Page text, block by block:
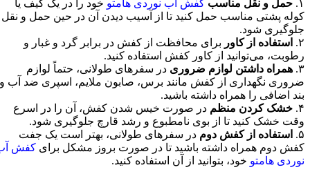
۱. حمل و نقل مناسب کفش‌ آب نوردی هامتو خود را در یک کیف یا
کوله پشتی مناسب حمل کنید تا از آسیب دیدن آن در حین حمل و نقل
جلوگیری شود.
۲.
استفاده از کاور برای محافظت از کفش در برابر گرد و غبار و
رطوبت، می‌توانید از کاور کفش استفاده کنید.
۳. همراه داشتن لوازم ضروری در سفرهای طولانی، حتماً لوازم
ضروری نگهداری از کفش مانند برس، صابون ملایم، اسپری ضد آب و
بند اضافی را همراه داشته باشید.
۴. خشک کردن منظم در صورت خیس شدن کفش، آن را در اسرع
وقت خشک کنید تا از بوی نامطبوع و رشد قارچ جلوگیری شود.
۵.
استفاده از کفش دوم در سفرهای طولانی، بهتر است یک جفت
کفش دوم همراه داشته باشید تا در صورت بروز مشکل برای کفش‌
نوردی هامتو خود، بتوانید از آن استفاده کنید.